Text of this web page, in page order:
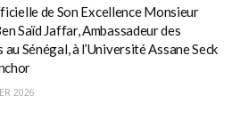
de Son Excellence Monsieur
Saïd Jaffar, Ambassadeur des
au Sénégal, à l’Université Assane Seck
2026